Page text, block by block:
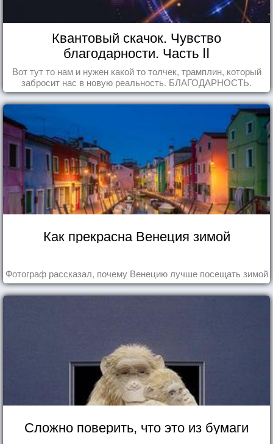
Квантовый скачок. Чувство
благодарности. Часть II
Вот тут то нам и нужен какой то толчек, трамплин, который
забросит нас в новую реальность. БЛАГОДАРНОСТЬ.
Как прекрасна Венеция зимой
Фотограф рассказал, почему Венецию лучше посещать зимой
Сложно поверить, что это из бумаги